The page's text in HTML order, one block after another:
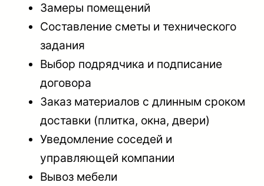
Замеры помещений
Составление сметы и технического
задания
Выбор подрядчика и подписание
договора
Заказ материалов с длинным сроком
доставки (плитка, окна, двери)
Уведомление соседей и
управляющей компании
Вывоз мебели